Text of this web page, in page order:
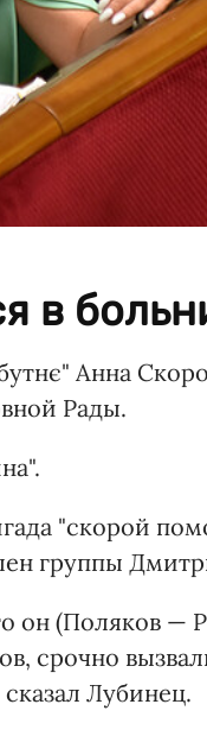
в
Анна
Рады.
"скорой
группы
он (Поляков —
срочно
Лубинец.